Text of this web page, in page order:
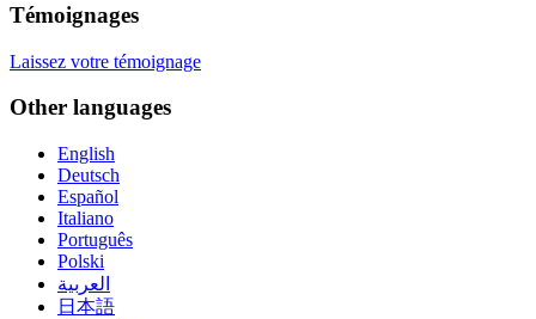
Témoignages
Laissez votre témoignage
Other languages
English
Deutsch
Español
Italiano
Português
Polski
العربية
日本語